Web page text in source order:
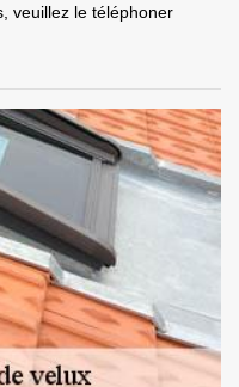
veuillez le téléphoner